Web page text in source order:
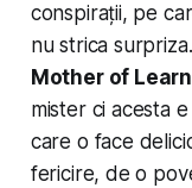
conspirații, pe
nu strica
Mother of
mister ci acesta
care o face
fericire, de o